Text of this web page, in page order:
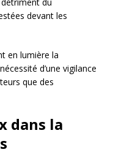
devant les
en lumière la
d’une vigilance
que des
dans la